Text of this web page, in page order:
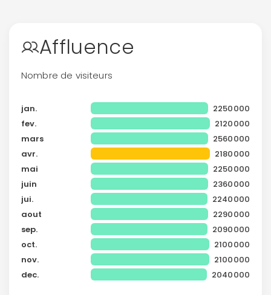
Affluence
Nombre de visiteurs
jan.
2250000
fev.
2120000
mars
2560000
avr.
2180000
mai
2250000
juin
2360000
jui.
2240000
aout
2290000
sep.
2090000
oct.
2100000
nov.
2100000
dec.
2040000
Politique de
confidentialité.